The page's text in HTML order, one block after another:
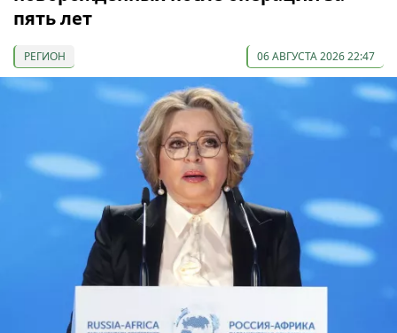
пять лет
РЕГИОН 06 АВГУСТА 2026 22:47